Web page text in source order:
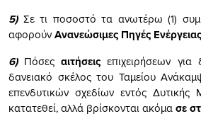
5)Σε τι ποσοστό τα ανωτέρω (1)
αφορούνΑνανεώσιμες Πηγές Ενέργειας
6)Πόσεςαιτήσειςεπιχειρήσεων
δανειακό σκέλος του Ταμείου
επενδυτικών σχεδίων εντός Δυτικής
κατατεθεί, αλλά βρίσκονται ακόμασε